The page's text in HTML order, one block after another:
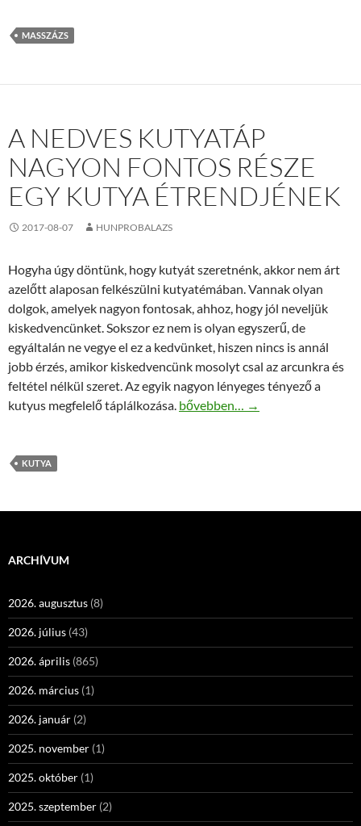
MASSZÁZS
A NEDVES KUTYATÁP
NAGYON FONTOS RÉSZE
EGY KUTYA ÉTRENDJÉNEK
2017-08-07 HUNPROBALAZS
Hogyha úgy döntünk, hogy kutyát szeretnénk, akkor nem árt
azelőtt alaposan felkészülni kutyatémában. Vannak olyan
dolgok, amelyek nagyon fontosak, ahhoz, hogy jól neveljük
kiskedvencünket. Sokszor ez nem is olyan egyszerű, de
egyáltalán ne vegye el ez a kedvünket, hiszen nincs is annál
jobb érzés, amikor kiskedvencünk mosolyt csal az arcunkra és
feltétel nélkül szeret. Az egyik nagyon lényeges tényező a
kutyus megfelelő táplálkozása. A nedves kutyatáp nagyon
bővebben… →
KUTYA
ARCHÍVUM
2026. augusztus (8)
2026. július (43)
2026. április (865)
2026. március (1)
2026. január (2)
2025. november (1)
2025. október (1)
2025. szeptember (2)